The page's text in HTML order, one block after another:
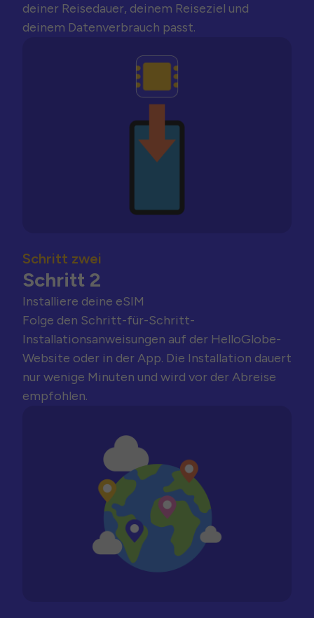
deiner Reisedauer, deinem Reiseziel und
deinem Datenverbrauch passt.
Schritt zwei
Schritt 2
Installiere deine eSIM
Folge den Schritt-für-Schritt-
Installationsanweisungen auf der HelloGlobe-
Website oder in der App. Die Installation dauert
nur wenige Minuten und wird vor der Abreise
empfohlen.